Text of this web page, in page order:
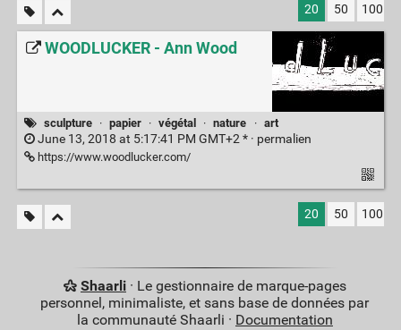
20 50 100
WOODLUCKER - Ann Wood
sculpture · papier · végétal · nature · art
June 13, 2018 at 5:17:41 PM GMT+2 * · permalien
https://www.woodlucker.com/
20 50 100
Shaarli· Le gestionnaire de marque-pages
personnel, minimaliste, et sans base de données par
la communauté Shaarli · Documentation